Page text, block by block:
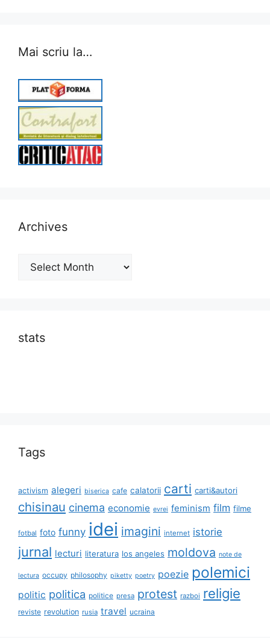
Mai scriu la…
Archives
Archives
stats
Tags
activism alegeri biserica cafe calatorii carti carti&autori
chisinau cinema economie evrei feminism film filme
fotbal foto funny idei imagini internet istorie
jurnal lecturi literatura los angeles moldova note de
lectura occupy philosophy piketty poetry poezie polemici
politic politica politice presa protest razboi religie
reviste revolution rusia travel ucraina